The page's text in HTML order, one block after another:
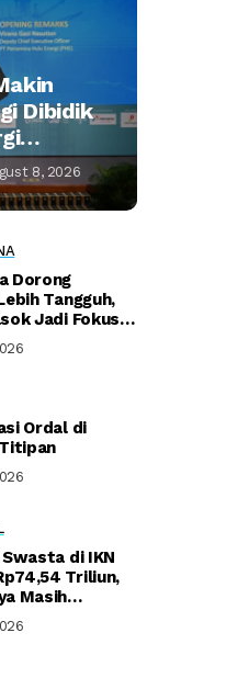
Dibidik
8, 2026
Dorong
Tangguh,
Jadi Fokus
Ordal di
di IKN
Triliun,
Masih